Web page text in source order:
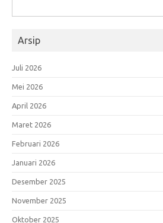
untuk:
Arsip
Juli 2026
Mei 2026
April 2026
Maret 2026
Februari 2026
Januari 2026
Desember 2025
November 2025
Oktober 2025